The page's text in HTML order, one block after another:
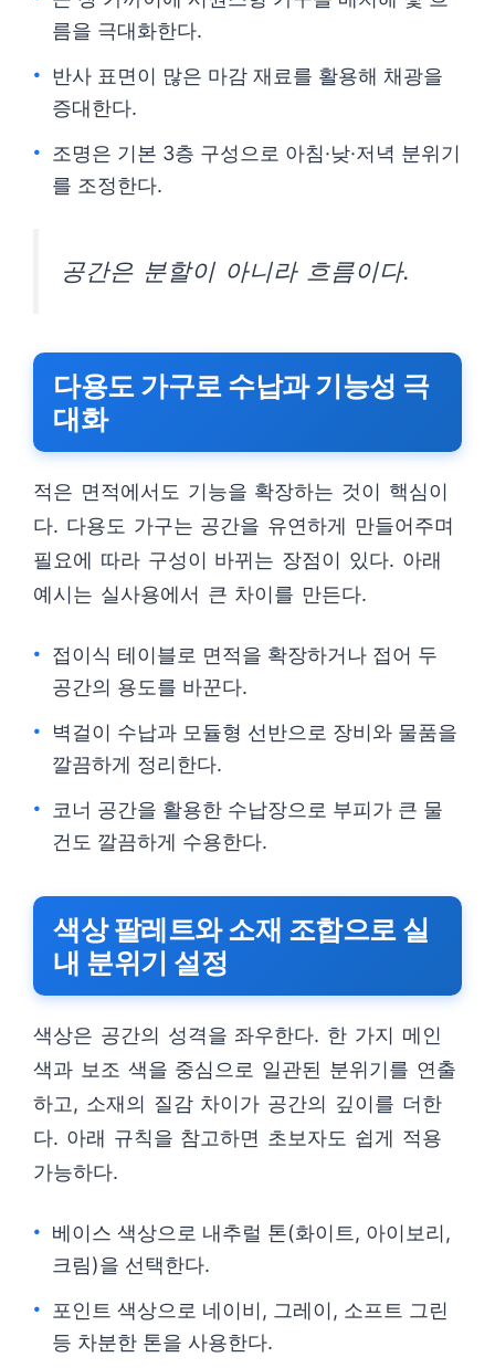
름을 극대화한다.
반사 표면이 많은 마감 재료를 활용해 채광을
증대한다.
조명은 기본 3층 구성으로 아침·낮·저녁 분위기
를 조정한다.
공간은 분할이 아니라 흐름이다.
다용도 가구로 수납과 기능성 극
대화
적은 면적에서도 기능을 확장하는 것이 핵심이
다. 다용도 가구는 공간을 유연하게 만들어주며
필요에 따라 구성이 바뀌는 장점이 있다. 아래
예시는 실사용에서 큰 차이를 만든다.
접이식 테이블로 면적을 확장하거나 접어 두
공간의 용도를 바꾼다.
벽걸이 수납과 모듈형 선반으로 장비와 물품을
깔끔하게 정리한다.
코너 공간을 활용한 수납장으로 부피가 큰 물
건도 깔끔하게 수용한다.
색상 팔레트와 소재 조합으로 실
내 분위기 설정
색상은 공간의 성격을 좌우한다. 한 가지 메인
색과 보조 색을 중심으로 일관된 분위기를 연출
하고, 소재의 질감 차이가 공간의 깊이를 더한
다. 아래 규칙을 참고하면 초보자도 쉽게 적용
가능하다.
베이스 색상으로 내추럴 톤(화이트, 아이보리,
크림)을 선택한다.
포인트 색상으로 네이비, 그레이, 소프트 그린
등 차분한 톤을 사용한다.